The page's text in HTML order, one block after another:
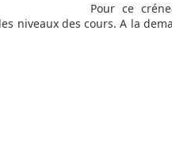
Pour ce
niveaux des cours. A la